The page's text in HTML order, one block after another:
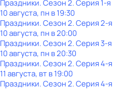
Праздники. Сезон 2. Серия 1-я
10 августа, пн в 19:30
Праздники. Сезон 2. Серия 2-я
10 августа, пн в 20:00
Праздники. Сезон 2. Серия 3-я
10 августа, пн в 20:30
Праздники. Сезон 2. Серия 4-я
11 августа, вт в 19:00
Праздники. Сезон 2. Серия 4-я